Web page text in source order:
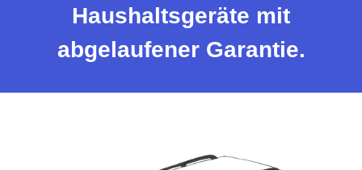
Haushaltsgeräte mit
abgelaufener Garantie.